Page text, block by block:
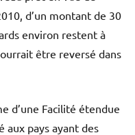
d’un montant de 30
environ restent à
être reversé dans
d’une Facilité étendue
pays ayant des